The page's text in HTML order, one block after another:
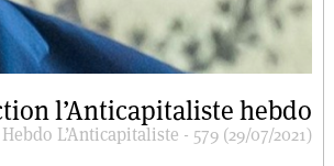
l’Anticapitaliste hebdo
Hebdo L’Anticapitaliste - 579 (29/07/2021)